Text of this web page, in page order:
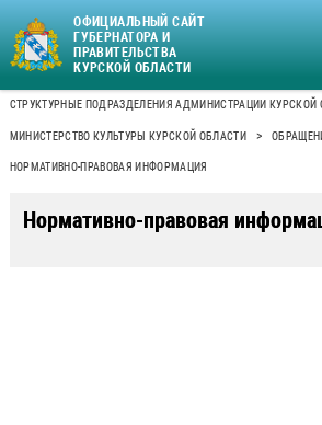
ОФИЦИАЛЬНЫЙ САЙТ
ГУБЕРНАТОРА И
ПРАВИТЕЛЬСТВА
КУРСКОЙ ОБЛАСТИ
СТРУКТУРНЫЕ ПОДРАЗДЕЛЕНИЯ АДМИНИСТРАЦИИ КУРСКОЙ
МИНИСТЕРСТВО КУЛЬТУРЫ КУРСКОЙ ОБЛАСТИ >
НОРМАТИВНО-ПРАВОВАЯ ИНФОРМАЦИЯ
Нормативно-правовая